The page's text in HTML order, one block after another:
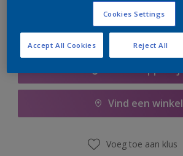
Vind een winkel
Voeg toe aan klus
Cookies Settings
Reject All
Accept All Cookies